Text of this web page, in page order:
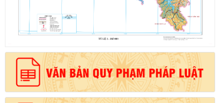
Số:1721/QĐ-UBND
(Quyết định Phê duyệt phương án đấu giá quyền sử dụng
đất đối với 04 thửa đất thương mại, dịch vụ năm 2026 trên địa
bàn tỉnh Lai Châu)
Ngày ban hành: (07/08/2026) -Ngày hiệu lực: (07/08/2026)
Số:6731/UBND-KTN